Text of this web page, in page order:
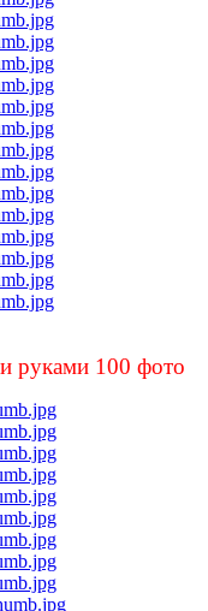
руками 100 фото